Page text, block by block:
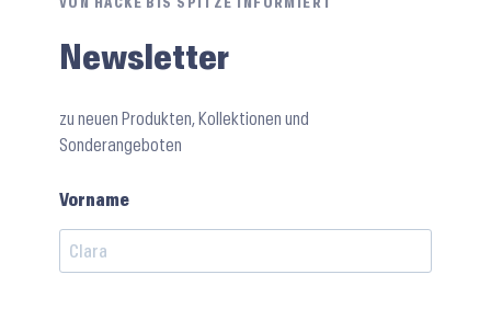
VON HACKE BIS SPITZE INFORMIERT
Newsletter
zu neuen Produkten, Kollektionen und
Sonderangeboten
Vorname